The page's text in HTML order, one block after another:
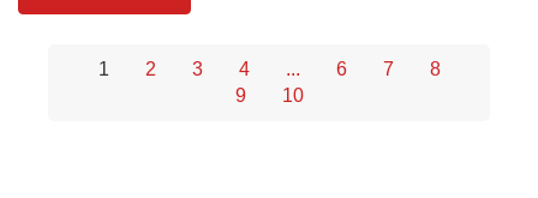
1 2 3 4 ... 6 7
8
9
10